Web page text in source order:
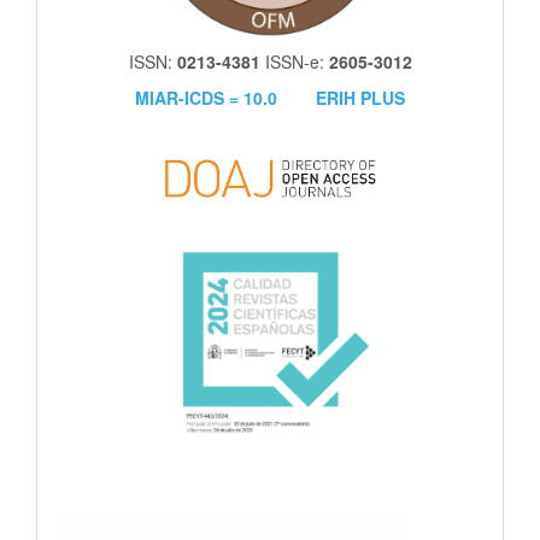
ISSN: 0213-4381 ISSN-e: 2605-3012
MIAR-ICDS = 10.0
ERIH PLUS